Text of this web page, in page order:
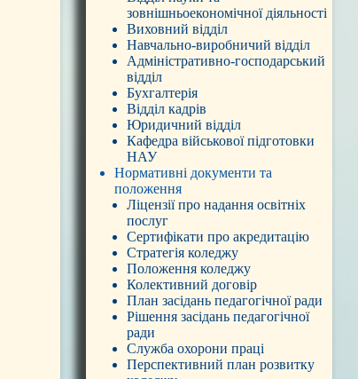
зовнішньоекономічної діяльності
Виховний відділ
Навчально-виробничий відділ
Адміністративно-господарський
відділ
Бухгалтерія
Відділ кадрів
Юридичний відділ
Кафедра військової підготовки
НАУ
Нормативні документи та
положення
Ліцензії про надання освітніх
послуг
Сертифікати про акредитацію
Стратегія коледжу
Положення коледжу
Колективний договір
План засідань педагогічної ради
Рішення засідань педагогічної
ради
Служба охорони праці
Перспективний план розвитку